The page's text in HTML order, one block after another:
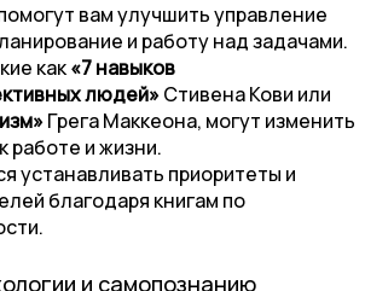
вам улучшить управление
и работу над задачами.
как«7 навыков
людей»Стивена Кови или
Грега Маккеона, могут изменить
работе и жизни.
устанавливать приоритеты и
благодаря книгам по
и самопознанию